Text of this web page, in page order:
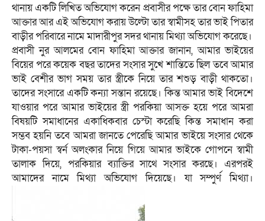
থানায় একটি লিখিত অভিযোগ করেন প্রবাসীর পক্ষে তার বোন ফাহিমা
আক্তার আর এই অভিযোগ করায় উল্টো তার স্বামীসহ তার ভাই পিতার
বাড়ীর পরিবারে নামে মাদারীপুর সদর থানায় মিথ্যা অভিযোগ করেছে।
প্রবাসী নুর আলমের বোন ফাহিমা আক্তার জানান, আমার ভাইয়ের
বিয়ের পরে কয়েক বছর তাদের সংসার সুখে শান্তিতে ছিল তবে আমার
ভাই বেশীর ভাগ সময় তার স্ত্রীকে নিয়ে তার শশুড় বাড়ী থাকতো।
তাদের সংসারে একটি কন্যা সন্তান রয়েছে। কিন্ত আমার ভাই বিদেশে
যাওয়ার পরে আমার ভাইয়ের স্ত্রী পরকিয়া আসক্ত হয়ে পরে আমরা
বিষয়টি সমাধানের একাধিকবার চেস্টা করেছি কিন্ত সমাধান করা
সম্ভব হয়নি তবে আমরা জানতে পেরেছি আমার ভাইয়ে সংসার থেকে
টাকা-পয়সা স্বর্ন অলংকার নিয়ে গিয়ে আমার ভাইকে গোপনে স্বামী
তালাক দিয়ে, পরকিয়ার ব্যাক্তির সাথে সংসার করছে। এরপরই
আমাদের নামে মিথ্যা অভিযোগ দিয়েছে। যা সম্পুর্ণ মিথ্যা।